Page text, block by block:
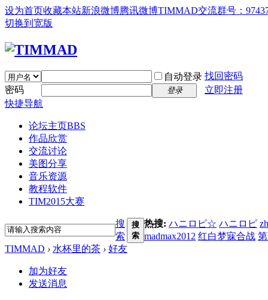
设为首页收藏本站新浪微博腾讯微博TIMMAD交流群号：
切换到宽版
自动登录 找回密码
密码
登录
立即注册
快捷导航
论坛主页BBS
作品欣赏
交流讨论
美图分享
音乐资源
教程软件
TIM2015大赛
搜
索
搜
索
热搜: ハニロピ☆ ハニロピ
madmax2012 红白梦寐合战
TIMMAD › 水杯里的茶 › 好友
加为好友
发送消息